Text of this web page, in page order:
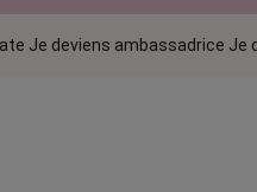
Je deviens ambassadrice Je